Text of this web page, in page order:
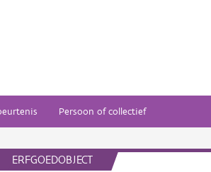
Persoon of collectief
ERFGOEDOBJECT